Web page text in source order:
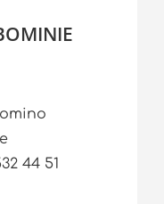
44 51